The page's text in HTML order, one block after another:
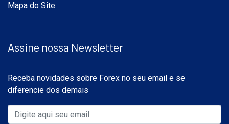
Mapa do Site
Assine nossa Newsletter
Receba novidades sobre Forex no seu email e se
diferencie dos demais